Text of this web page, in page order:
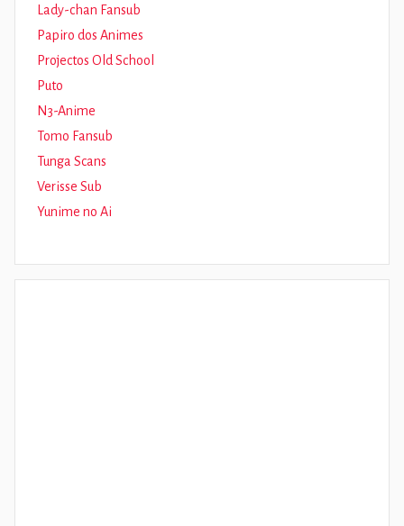
Lady-chan Fansub
Papiro dos Animes
Projectos Old School
Puto
N3-Anime
Tomo Fansub
Tunga Scans
Verisse Sub
Yunime no Ai